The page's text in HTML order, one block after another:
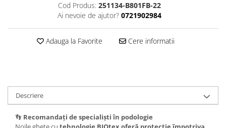
Cod Produs: 251134-B801FB-22
Ai nevoie de ajutor? 0721902984
Adauga la Favorite Cere informatii
Descriere
👣 Recomandați de specialiști în podologie